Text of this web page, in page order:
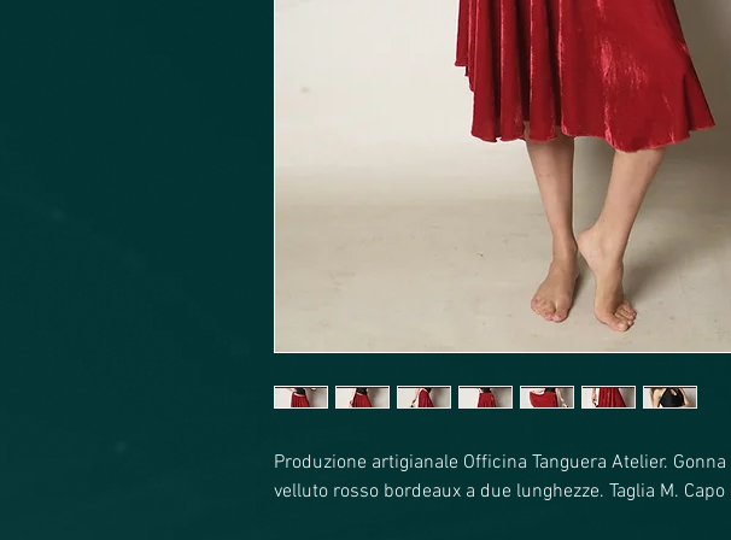
Produzione artigianale Officina Tanguera Atelier.
velluto rosso bordeaux a due lunghezze. Taglia M. Capo